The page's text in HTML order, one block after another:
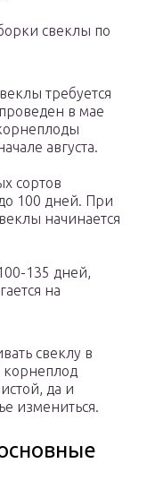
свеклы по
требуется
в мае
августа.
сортов
100 дней. При
начинается
135 дней,
на
свеклу в
да и
измениться.